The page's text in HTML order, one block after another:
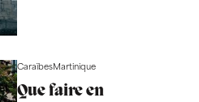
CaraïbesMartinique
Que faire en